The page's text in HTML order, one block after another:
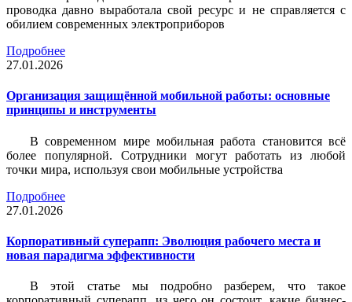
проводка давно выработала свой ресурс и не справляется с
обилием современных электроприборов
Подробнее
27.01.2026
Организация защищённой мобильной работы: основные
принципы и инструменты
В современном мире мобильная работа становится всё
более популярной. Сотрудники могут работать из любой
точки мира, используя свои мобильные устройства
Подробнее
27.01.2026
Корпоративный суперапп: Эволюция рабочего места и
новая парадигма эффективности
В этой статье мы подробно разберем, что такое